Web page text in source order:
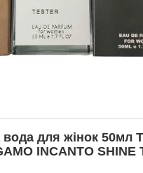
для жінок 50мл
INCANTO SHINE